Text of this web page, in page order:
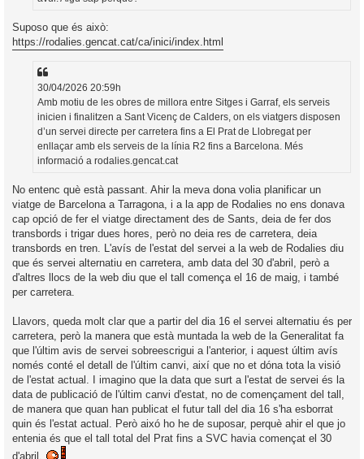
Suposo que és això:
https://rodalies.gencat.cat/ca/inici/index.html
30/04/2026 20:59h
Amb motiu de les obres de millora entre Sitges i Garraf, els serveis
inicien i finalitzen a Sant Vicenç de Calders, on els viatgers disposen
d’un servei directe per carretera fins a El Prat de Llobregat per
enllaçar amb els serveis de la línia R2 fins a Barcelona. Més
informació a rodalies.gencat.cat
No entenc què està passant. Ahir la meva dona volia planificar un
viatge de Barcelona a Tarragona, i a la app de Rodalies no ens donava
cap opció de fer el viatge directament des de Sants, deia de fer dos
transbords i trigar dues hores, però no deia res de carretera, deia
transbords en tren. L'avís de l'estat del servei a la web de Rodalies diu
que és servei alternatiu en carretera, amb data del 30 d'abril, però a
d'altres llocs de la web diu que el tall comença el 16 de maig, i també
per carretera.
Llavors, queda molt clar que a partir del dia 16 el servei alternatiu és per
carretera, però la manera que està muntada la web de la Generalitat fa
que l'últim avis de servei sobreescrigui a l'anterior, i aquest últim avís
només conté el detall de l'últim canvi, així que no et dóna tota la visió
de l'estat actual. I imagino que la data que surt a l'estat de servei és la
data de publicació de l'últim canvi d'estat, no de començament del tall,
de manera que quan han publicat el futur tall del dia 16 s'ha esborrat
quin és l'estat actual. Però aixó ho he de suposar, perquè ahir el que jo
entenia és que el tall total del Prat fins a SVC havia començat el 30
d'abril.